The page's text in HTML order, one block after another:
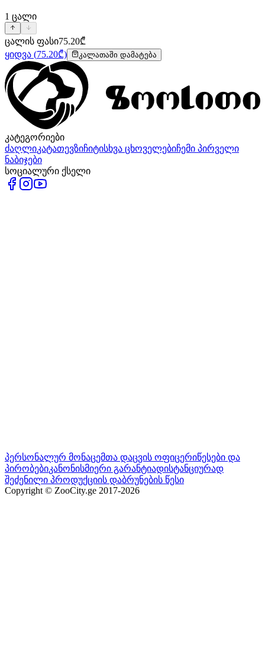
1 ცალი
ცალის ფასი75.20₾
ყიდვა (75.20₾) კალათაში დამატება
კატეგორიები
ძაღლიკატათევზიჩიტისხვა ცხოველებიჩემი პირველი
ნაბიჯები
სოციალური ქსელი
პერსონალურ მონაცემთა დაცვის ოფიცერიწესები და
პირობებიკანონისმიერი გარანტიადისტანციურად
შეძენილი პროდუქციის დაბრუნების წესი
Copyright © ZooCity.ge 2017-2026